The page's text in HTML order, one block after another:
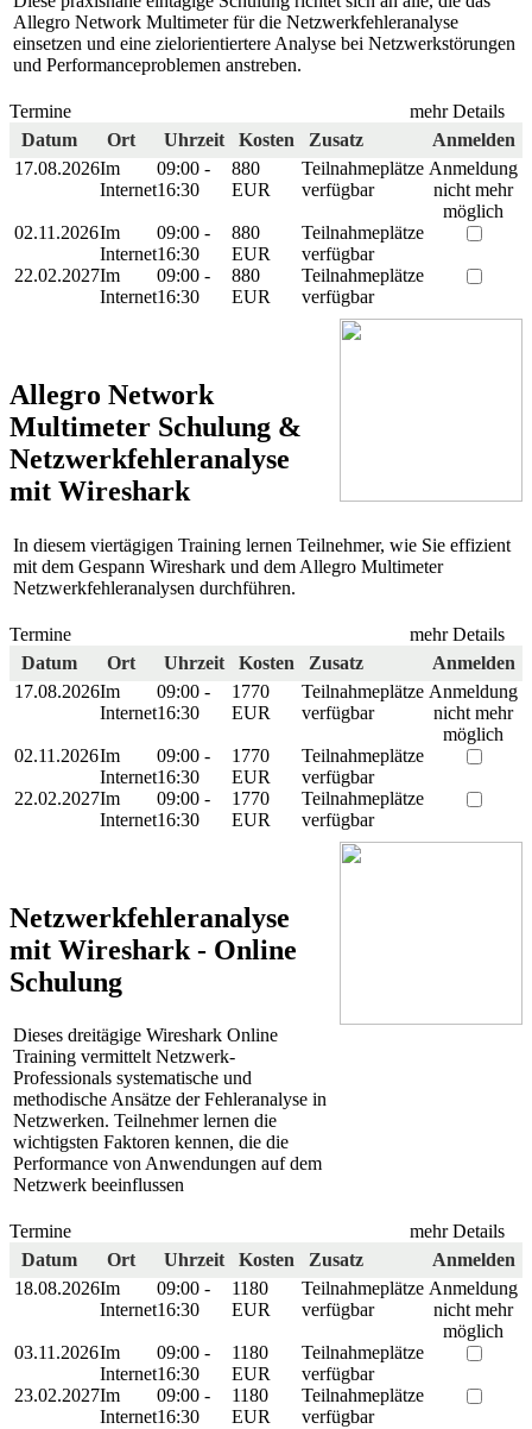
Allegro Network Multimeter für die Netzwerkfehleranalyse
einsetzen und eine zielorientiertere Analyse bei Netzwerkstörungen
und Performanceproblemen anstreben.
mehr Details
Termine
Datum
Ort Uhrzeit Kosten Zusatz
Anmelden
17.08.2026Im
Internet
09:00 -
16:30
880
EUR
Teilnahmeplätze
verfügbar
Anmeldung
nicht mehr
möglich
02.11.2026Im
Internet
09:00 -
16:30
880
EUR
Teilnahmeplätze
verfügbar
22.02.2027Im
Internet
09:00 -
16:30
880
EUR
Teilnahmeplätze
verfügbar
Allegro Network
Multimeter Schulung &
Netzwerkfehleranalyse
mit Wireshark
In diesem viertägigen Training lernen Teilnehmer, wie Sie effizient
mit dem Gespann Wireshark und dem Allegro Multimeter
Netzwerkfehleranalysen durchführen.
mehr Details
Termine
Datum
Ort Uhrzeit Kosten Zusatz
Anmelden
17.08.2026Im
Internet
09:00 -
16:30
1770
EUR
Teilnahmeplätze
verfügbar
Anmeldung
nicht mehr
möglich
02.11.2026Im
Internet
09:00 -
16:30
1770
EUR
Teilnahmeplätze
verfügbar
22.02.2027Im
Internet
09:00 -
16:30
1770
EUR
Teilnahmeplätze
verfügbar
Netzwerkfehleranalyse
mit Wireshark - Online
Schulung
Dieses dreitägige Wireshark Online
Training vermittelt Netzwerk-
Professionals systematische und
methodische Ansätze der Fehleranalyse in
Netzwerken. Teilnehmer lernen die
wichtigsten Faktoren kennen, die die
Performance von Anwendungen auf dem
Netzwerk beeinflussen
mehr Details
Termine
Datum
Ort Uhrzeit Kosten Zusatz
Anmelden
18.08.2026Im
Internet
09:00 -
16:30
1180
EUR
Teilnahmeplätze
verfügbar
Anmeldung
nicht mehr
möglich
03.11.2026Im
Internet
09:00 -
16:30
1180
EUR
Teilnahmeplätze
verfügbar
23.02.2027Im
Internet
09:00 -
16:30
1180
EUR
Teilnahmeplätze
verfügbar